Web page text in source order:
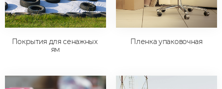
Покрытия для сенажных
ям
Пленка упаковочная